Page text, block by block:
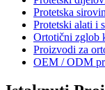
Protetska
Protetski alati i
Ortotični zglob
Proizvodi za
OEM / ODM